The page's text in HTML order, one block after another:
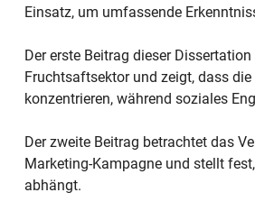
Einsatz, um umfassende
Der erste Beitrag dieser
Fruchtsaftsektor und zeigt, dass
konzentrieren, während soziales
Der zweite Beitrag betrachtet das
Marketing-Kampagne und stellt
abhängt.